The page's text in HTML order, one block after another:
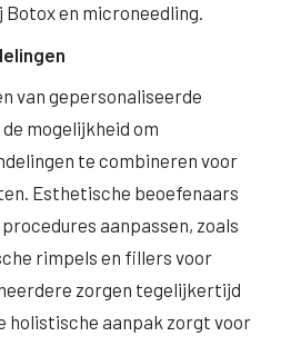
en microneedling.
van gepersonaliseerde
mogelijkheid om
te combineren voor
Esthetische beoefenaars
aanpassen, zoals
rimpels en fillers voor
zorgen tegelijkertijd
holistische aanpak zorgt voor